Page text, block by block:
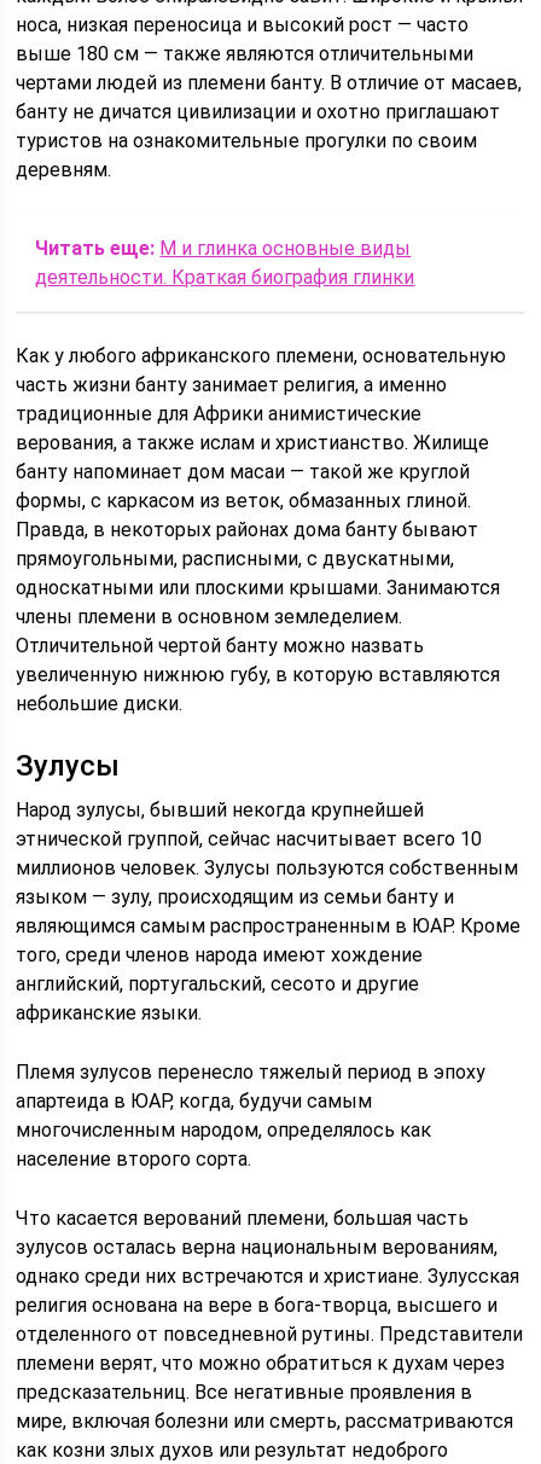
носа, низкая переносица и высокий рост — часто
выше 180 см — также являются отличительными
чертами людей из племени банту. В отличие от масаев,
банту не дичатся цивилизации и охотно приглашают
туристов на ознакомительные прогулки по своим
деревням.
Читать еще: М и глинка основные виды
деятельности. Краткая биография глинки
Как у любого африканского племени, основательную
часть жизни банту занимает религия, а именно
традиционные для Африки анимистические
верования, а также ислам и христианство. Жилище
банту напоминает дом масаи — такой же круглой
формы, с каркасом из веток, обмазанных глиной.
Правда, в некоторых районах дома банту бывают
прямоугольными, расписными, с двускатными,
односкатными или плоскими крышами. Занимаются
члены племени в основном земледелием.
Отличительной чертой банту можно назвать
увеличенную нижнюю губу, в которую вставляются
небольшие диски.
Зулусы
Народ зулусы, бывший некогда крупнейшей
этнической группой, сейчас насчитывает всего 10
миллионов человек. Зулусы пользуются собственным
языком — зулу, происходящим из семьи банту и
являющимся самым распространенным в ЮАР. Кроме
того, среди членов народа имеют хождение
английский, португальский, сесото и другие
африканские языки.
Племя зулусов перенесло тяжелый период в эпоху
апартеида в ЮАР, когда, будучи самым
многочисленным народом, определялось как
население второго сорта.
Что касается верований племени, большая часть
зулусов осталась верна национальным верованиям,
однако среди них встречаются и христиане. Зулусская
религия основана на вере в бога-творца, высшего и
отделенного от повседневной рутины. Представители
племени верят, что можно обратиться к духам через
предсказательниц. Все негативные проявления в
мире, включая болезни или смерть, рассматриваются
как козни злых духов или результат недоброго